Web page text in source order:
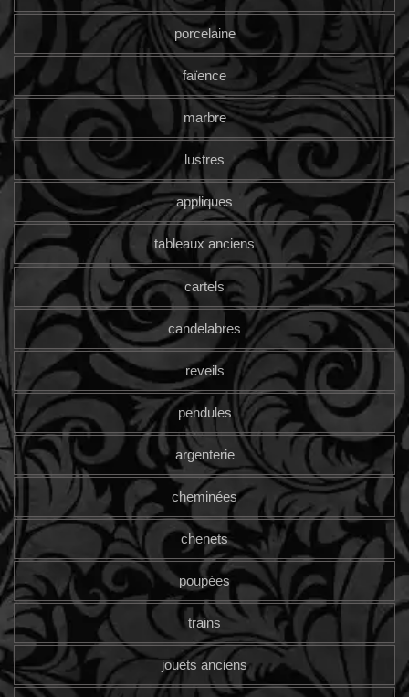
porcelaine
faïence
marbre
lustres
appliques
tableaux anciens
cartels
candelabres
reveils
pendules
argenterie
cheminées
chenets
poupées
trains
jouets anciens